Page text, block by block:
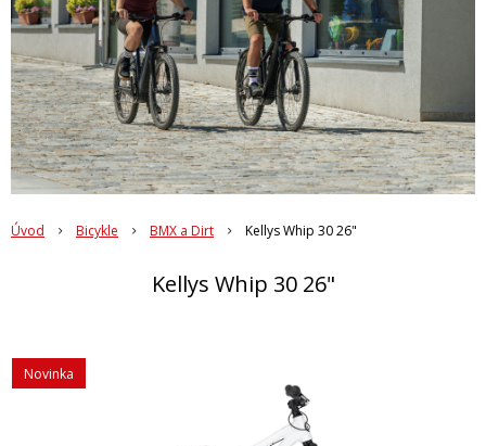
Úvod Bicykle BMX a Dirt Kellys Whip 30 26"
Kellys Whip 30 26"
Novinka